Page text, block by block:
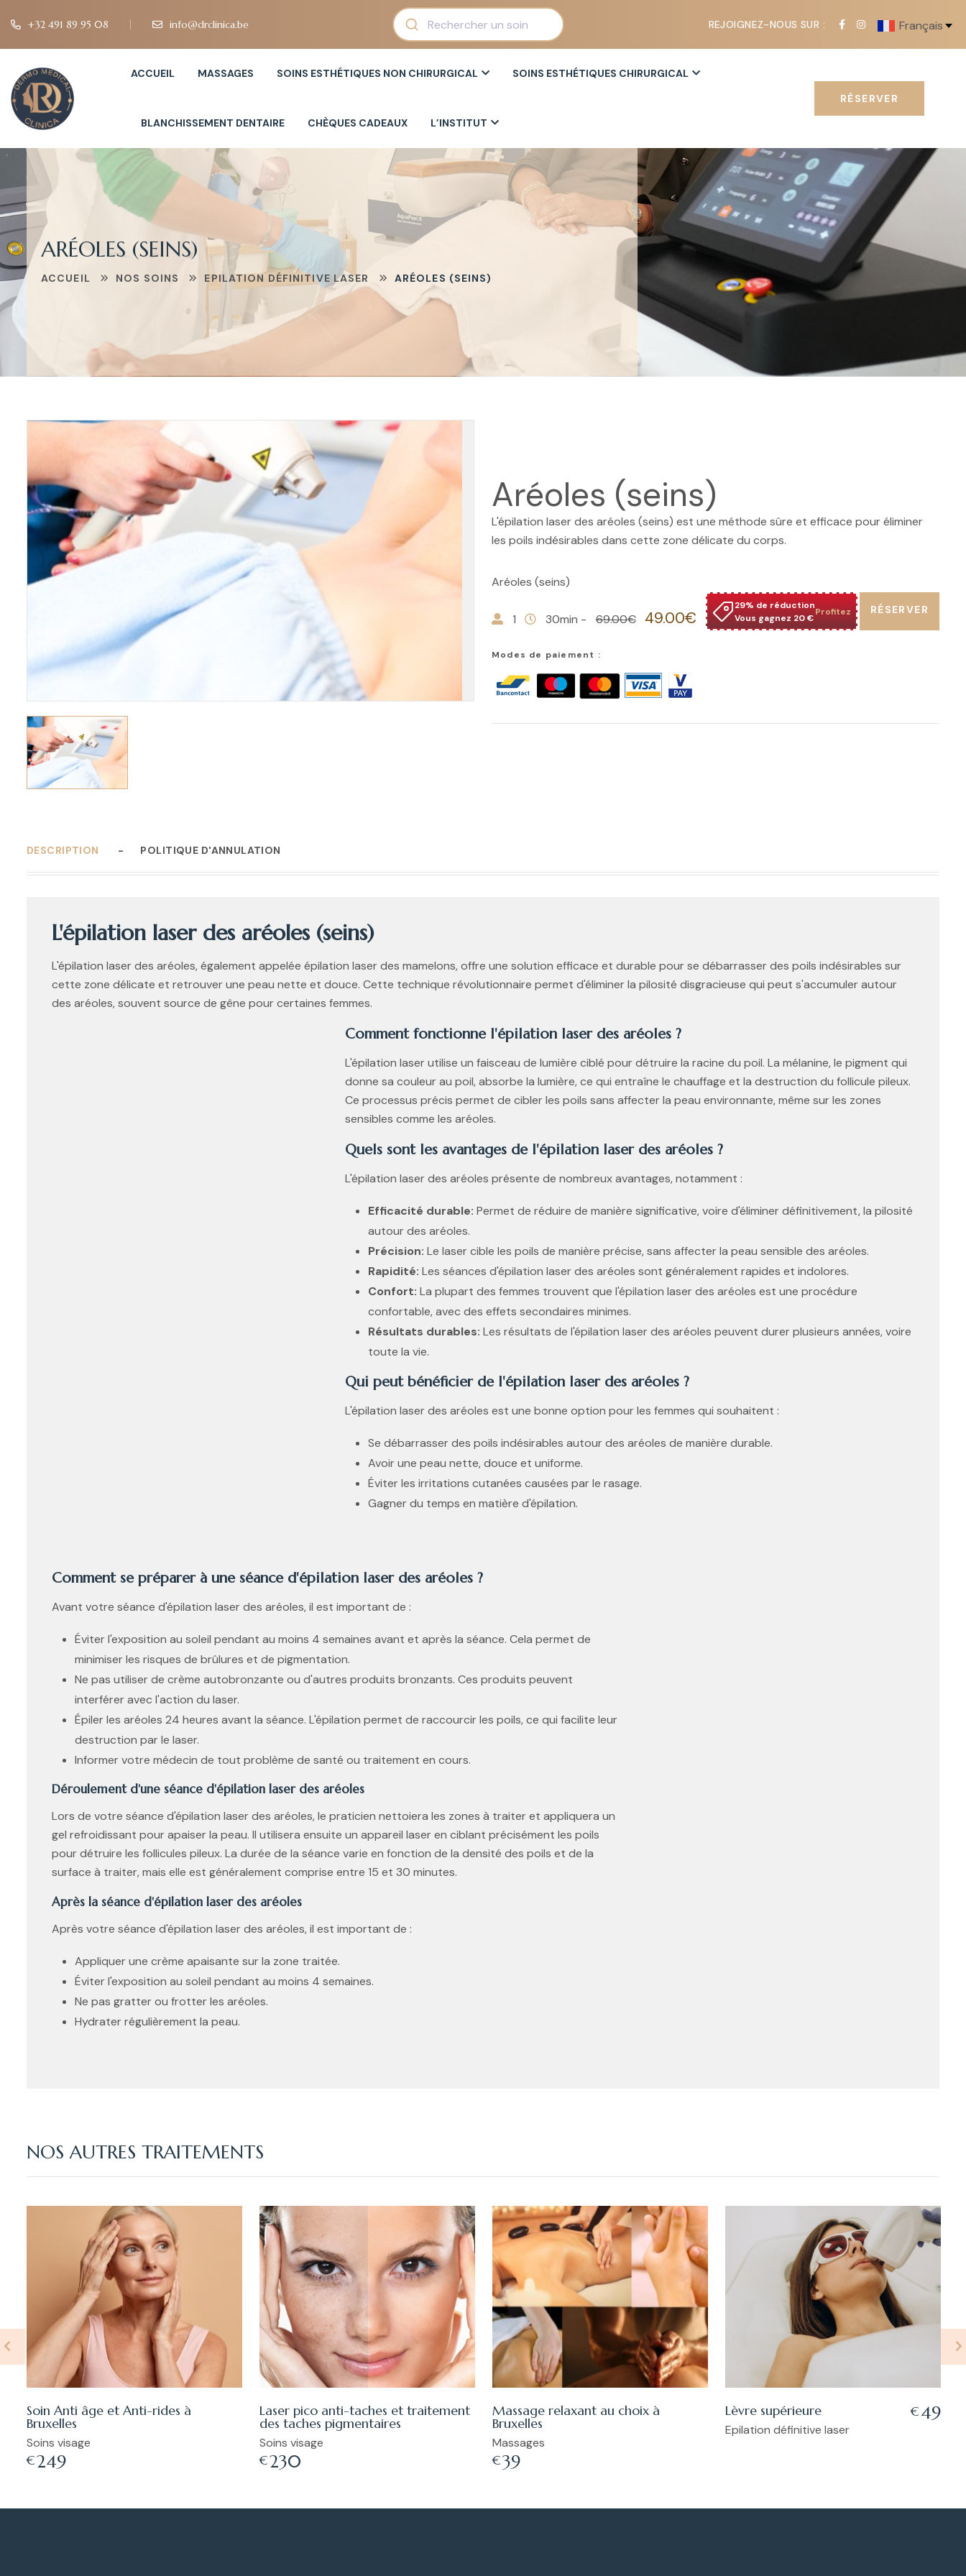
+32 491 89 95 08 info@drclinica.be REJOIGNEZ-NOUS SUR : Français
ACCUEIL MASSAGES SOINS ESTHÉTIQUES NON CHIRURGICAL SOINS ESTHÉTIQUES CHIRURGICAL
BLANCHISSEMENT DENTAIRE CHÈQUES CADEAUX L’INSTITUT
RÉSERVER
ARÉOLES (SEINS)
ACCUEIL NOS SOINS EPILATION DÉFINITIVE LASER ARÉOLES (SEINS)
Aréoles (seins)
L'épilation laser des aréoles (seins) est une méthode sûre et efficace pour éliminer
les poils indésirables dans cette zone délicate du corps.
Aréoles (seins)
1 30min - 69.00€ 49.00€
29% de réduction
Vous gagnez 20 €
Profitez RÉSERVER
Modes de paiement :
DESCRIPTION POLITIQUE D'ANNULATION
L'épilation laser des aréoles (seins)
L'épilation laser des aréoles, également appelée épilation laser des mamelons, offre une solution efficace et durable pour se débarrasser des poils indésirables sur
cette zone délicate et retrouver une peau nette et douce. Cette technique révolutionnaire permet d'éliminer la pilosité disgracieuse qui peut s'accumuler autour
des aréoles, souvent source de gêne pour certaines femmes.
Comment fonctionne l'épilation laser des aréoles ?
L'épilation laser utilise un faisceau de lumière ciblé pour détruire la racine du poil. La mélanine, le pigment qui
donne sa couleur au poil, absorbe la lumière, ce qui entraîne le chauffage et la destruction du follicule pileux.
Ce processus précis permet de cibler les poils sans affecter la peau environnante, même sur les zones
sensibles comme les aréoles.
Quels sont les avantages de l'épilation laser des aréoles ?
L'épilation laser des aréoles présente de nombreux avantages, notamment :
Efficacité durable: Permet de réduire de manière significative, voire d'éliminer définitivement, la pilosité
autour des aréoles.
Précision: Le laser cible les poils de manière précise, sans affecter la peau sensible des aréoles.
Rapidité: Les séances d'épilation laser des aréoles sont généralement rapides et indolores.
Confort: La plupart des femmes trouvent que l'épilation laser des aréoles est une procédure
confortable, avec des effets secondaires minimes.
Résultats durables: Les résultats de l'épilation laser des aréoles peuvent durer plusieurs années, voire
toute la vie.
Qui peut bénéficier de l'épilation laser des aréoles ?
L'épilation laser des aréoles est une bonne option pour les femmes qui souhaitent :
Se débarrasser des poils indésirables autour des aréoles de manière durable.
Avoir une peau nette, douce et uniforme.
Éviter les irritations cutanées causées par le rasage.
Gagner du temps en matière d'épilation.
Comment se préparer à une séance d'épilation laser des aréoles ?
Avant votre séance d'épilation laser des aréoles, il est important de :
Éviter l'exposition au soleil pendant au moins 4 semaines avant et après la séance. Cela permet de
minimiser les risques de brûlures et de pigmentation.
Ne pas utiliser de crème autobronzante ou d'autres produits bronzants. Ces produits peuvent
interférer avec l'action du laser.
Épiler les aréoles 24 heures avant la séance. L'épilation permet de raccourcir les poils, ce qui facilite leur
destruction par le laser.
Informer votre médecin de tout problème de santé ou traitement en cours.
Déroulement d'une séance d'épilation laser des aréoles
Lors de votre séance d'épilation laser des aréoles, le praticien nettoiera les zones à traiter et appliquera un
gel refroidissant pour apaiser la peau. Il utilisera ensuite un appareil laser en ciblant précisément les poils
pour détruire les follicules pileux. La durée de la séance varie en fonction de la densité des poils et de la
surface à traiter, mais elle est généralement comprise entre 15 et 30 minutes.
Après la séance d'épilation laser des aréoles
Après votre séance d'épilation laser des aréoles, il est important de :
Appliquer une crème apaisante sur la zone traitée.
Éviter l'exposition au soleil pendant au moins 4 semaines.
Ne pas gratter ou frotter les aréoles.
Hydrater régulièrement la peau.
NOS AUTRES TRAITEMENTS
Soin Anti âge et Anti-rides à
Bruxelles
Soins visage
€249
Laser pico anti-taches et traitement
des taches pigmentaires
Soins visage
€230
Massage relaxant au choix à
Bruxelles
Massages
€39
Lèvre supérieure
Epilation définitive laser
€49